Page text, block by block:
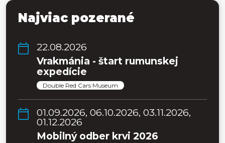
Najviac pozerané
22.08.2026
Vrakmánia - štart rumunskej
expedície
Double Red Cars Museum
01.09.2026, 06.10.2026, 03.11.2026,
01.12.2026
Mobilný odber krvi 2026